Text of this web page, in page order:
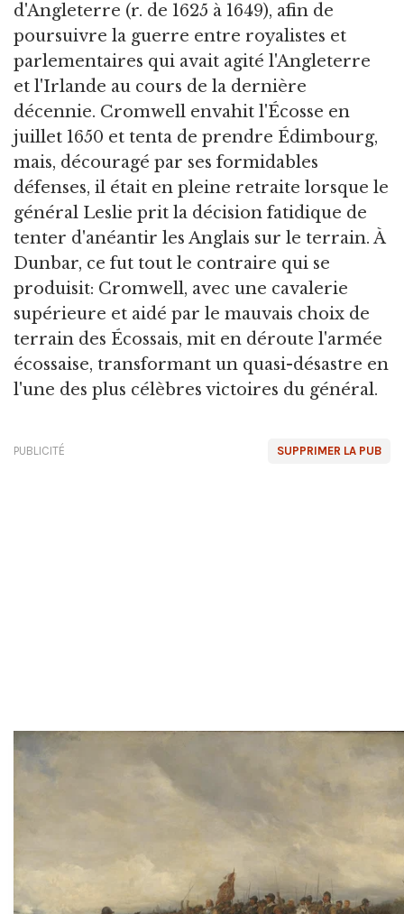
d'Angleterre (r. de 1625 à 1649), afin de
poursuivre la guerre entre royalistes et
parlementaires qui avait agité l'Angleterre
et l'Irlande au cours de la dernière
décennie. Cromwell envahit l'Écosse en
juillet 1650 et tenta de prendre Édimbourg,
mais, découragé par ses formidables
défenses, il était en pleine retraite lorsque le
général Leslie prit la décision fatidique de
tenter d'anéantir les Anglais sur le terrain. À
Dunbar, ce fut tout le contraire qui se
produisit: Cromwell, avec une cavalerie
supérieure et aidé par le mauvais choix de
terrain des Écossais, mit en déroute l'armée
écossaise, transformant un quasi-désastre en
l'une des plus célèbres victoires du général.
SUPPRIMER LA PUB
PUBLICITÉ